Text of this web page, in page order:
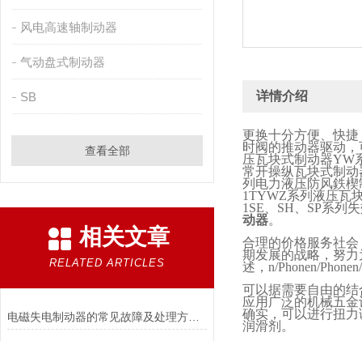
风电高速轴制动器
气动盘式制动器
SB
查看全部
相关文章
RELATED ARTICLES
电磁失电制动器的常见故障及处理方法讲解
详情介绍
更换十分方便、快
时阀的推动器驱动
压瓦块式制动器YW
常开操纵瓦块式制动
列电力液压防风鉄楔
1TYWZ系列液压瓦
1SE
SH SP系列
动器。
合理的价格服务社
期发展的战略，努
述， n/Phonen/
可以据需要自由的
应用广泛的机械五
确实，可以进行扭
润滑剂。